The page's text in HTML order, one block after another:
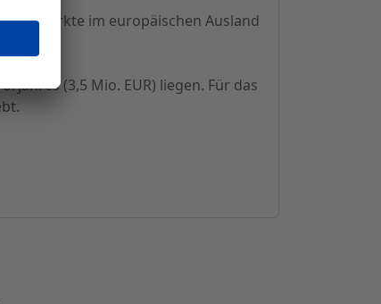
im europäischen Ausland
(3,5 Mio. EUR) liegen. Für das